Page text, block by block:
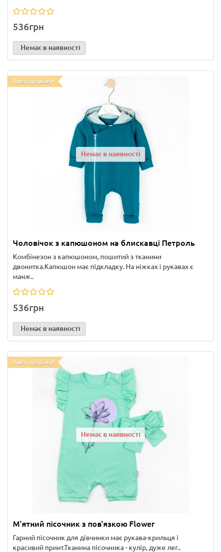
536грн
Немає в наявності
Лідер продажу!
Немає в наявності
Чоловічок з капюшоном на блискавці Петроль
Комбінезон з капюшоном, пошитий з тканини
двонитка.Капюшон має підкладку. На ніжках і рукавах є
манж..
536грн
Немає в наявності
Лідер продажу!
Немає в наявності
М'ятний пісочник з пов'язкою Flower
Гарний пісочник для дівчинки має рукава-крильця і
красивий принт.Тканина пісочника - кулір, дуже лег..